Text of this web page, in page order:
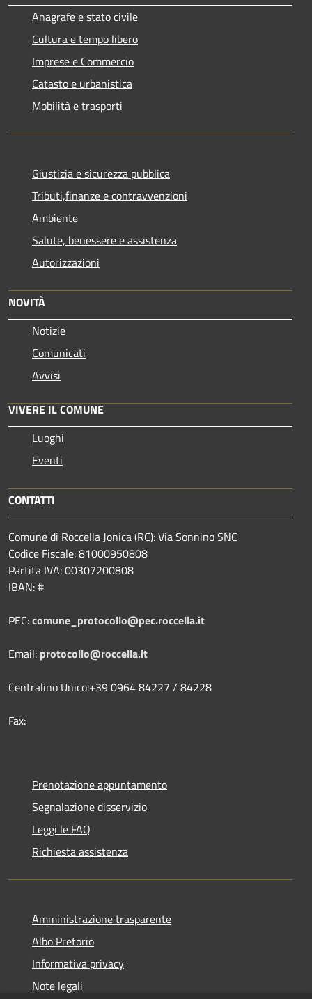
Anagrafe e stato civile
Cultura e tempo libero
Imprese e Commercio
Catasto e urbanistica
Mobilità e trasporti
Giustizia e sicurezza pubblica
Tributi,finanze e contravvenzioni
Ambiente
Salute, benessere e assistenza
Autorizzazioni
NOVITÀ
Notizie
Comunicati
Avvisi
VIVERE IL COMUNE
Luoghi
Eventi
CONTATTI
Comune di Roccella Jonica (RC): Via Sonnino SNC
Codice Fiscale: 81000950808
Partita IVA: 00307200808
IBAN: #
PEC:comune_protocollo@pec.roccella.it
Email: protocollo@roccella.it
Centralino Unico:+39 0964 84227 / 84228
Fax:
Prenotazione appuntamento
Segnalazione disservizio
Leggi le FAQ
Richiesta assistenza
Amministrazione trasparente
Albo Pretorio
Informativa privacy
Note legali